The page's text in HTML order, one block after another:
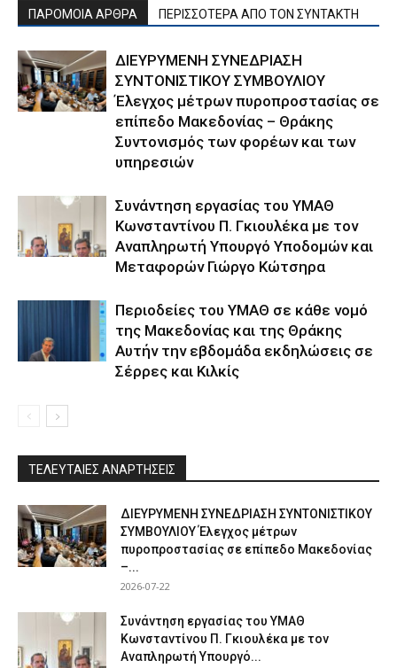
ΠΑΡΟΜΟΙΑ ΑΡΘΡΑ ΠΕΡΙΣΣΟΤΕΡΑ ΑΠΟ ΤΟΝ ΣΥΝΤΑΚΤΗ
ΔΙΕΥΡΥΜΕΝΗ ΣΥΝΕΔΡΙΑΣΗ
ΣΥΝΤΟΝΙΣΤΙΚΟΥ ΣΥΜΒΟΥΛΙΟΥ
Έλεγχος μέτρων πυροπροστασίας σε
επίπεδο Μακεδονίας – Θράκης
Συντονισμός των φορέων και των
υπηρεσιών
Συνάντηση εργασίας του ΥΜΑΘ
Κωνσταντίνου Π. Γκιουλέκα με τον
Αναπληρωτή Υπουργό Υποδομών και
Μεταφορών Γιώργο Κώτσηρα
Περιοδείες του ΥΜΑΘ σε κάθε νομό
της Μακεδονίας και της Θράκης
Αυτήν την εβδομάδα εκδηλώσεις σε
Σέρρες και Κιλκίς
ΤΕΛΕΥΤΑΙΕΣ ΑΝΑΡΤΗΣΕΙΣ
ΔΙΕΥΡΥΜΕΝΗ ΣΥΝΕΔΡΙΑΣΗ ΣΥΝΤΟΝΙΣΤΙΚΟΥ
ΣΥΜΒΟΥΛΙΟΥ Έλεγχος μέτρων
πυροπροστασίας σε επίπεδο Μακεδονίας
–...
2026-07-22
Συνάντηση εργασίας του ΥΜΑΘ
Κωνσταντίνου Π. Γκιουλέκα με τον
Αναπληρωτή Υπουργό...